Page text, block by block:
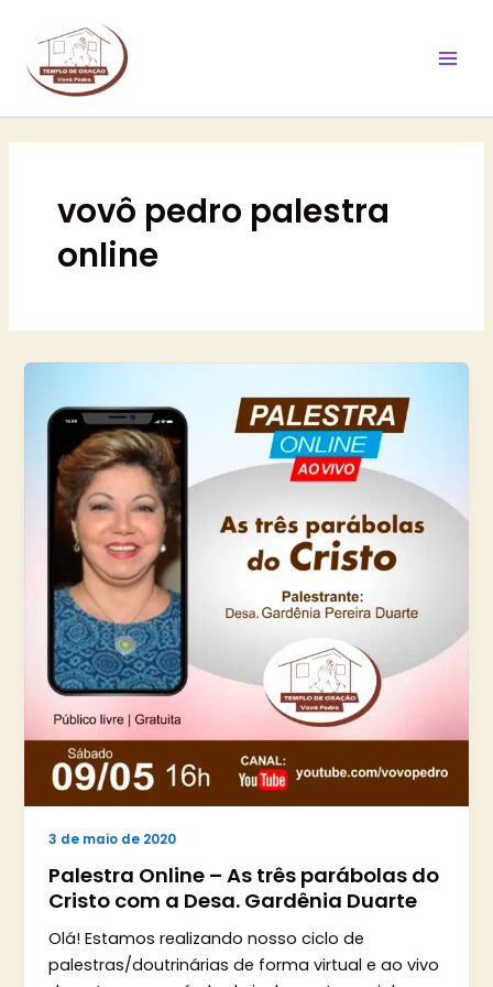
conteúdo
vovô pedro palestra
online
3 de maio de 2020
Palestra Online – As três parábolas do
Cristo com a Desa. Gardênia Duarte
Olá! Estamos realizando nosso ciclo de
palestras/doutrinárias de forma virtual e ao vivo